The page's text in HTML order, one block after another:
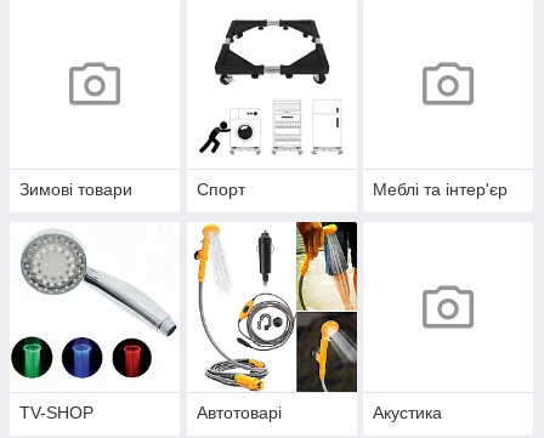
Зимові товари Спорт Меблі та інтер'єр
TV-SHOP Автотоварі Акустика